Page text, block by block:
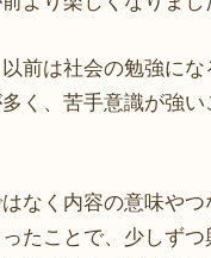
前は社会の勉強にな
く、苦手意識が強い
なく内容の意味や
たことで、少しずつ